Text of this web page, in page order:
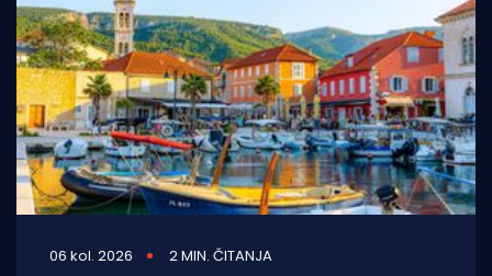
06 kol. 2026 2 MIN. ČITANJA